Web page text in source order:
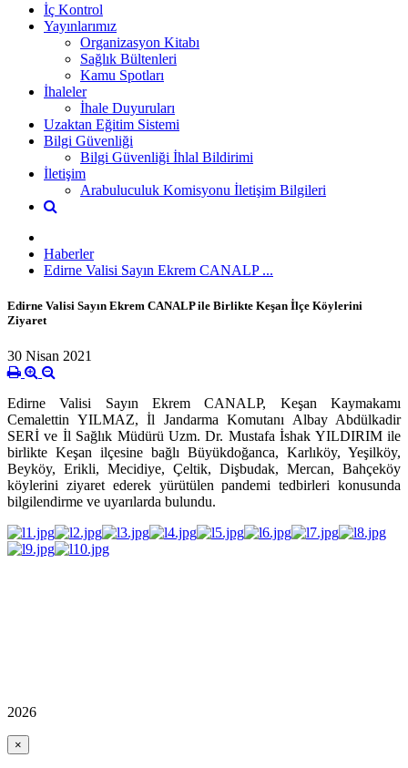
İç Kontrol
Yayınlarımız
Organizasyon Kitabı
Sağlık Bültenleri
Kamu Spotları
İhaleler
İhale Duyuruları
Uzaktan Eğitim Sistemi
Bilgi Güvenliği
Bilgi Güvenliği İhlal Bildirimi
İletişim
Arabuluculuk Komisyonu İletişim Bilgileri
Haberler
Edirne Valisi Sayın Ekrem CANALP ...
Edirne Valisi Sayın Ekrem CANALP ile Birlikte Keşan İlçe Köylerini
Ziyaret
30 Nisan 2021
Edirne Valisi Sayın Ekrem CANALP, Keşan Kaymakamı
Cemalettin YILMAZ, İl Jandarma Komutanı Albay Abdülkadir
SERİ ve İl Sağlık Müdürü Uzm. Dr. Mustafa İshak YILDIRIM ile
birlikte Keşan ilçesine bağlı Büyükdoğanca, Karlıköy, Yeşilköy,
Beyköy, Erikli, Mecidiye, Çeltik, Dişbudak, Mercan, Bahçeköy
köylerini ziyaret ederek yürütülen pandemi tedbirleri konusunda
bilgilendirme ve uyarılarda bulundu.
2026
×